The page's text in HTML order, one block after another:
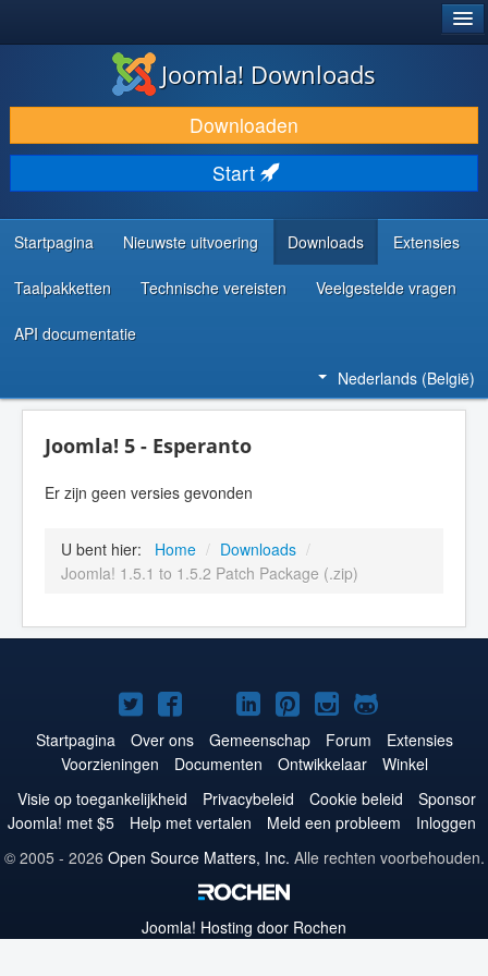
DOWNLOAD & BREID UIT
ONTDEK & LEER
COMMUNITY & ONDERSTEUNING
ONTWIKKELAARSBRONNEN
Joomla! Downloads
Downloaden
Start
Startpagina Nieuwste uitvoering Downloads Extensies
Taalpakketten Technische vereisten Veelgestelde vragen
API documentatie
Nederlands (België)
Joomla! 5 - Esperanto
Er zijn geen versies gevonden
U bent hier: Home / Downloads /
Joomla! 1.5.1 to 1.5.2 Patch Package (.zip)
Joomla!
op
Twitter
Joomla!
op
Facebook
Joomla!
op
YouTube
Joomla!
op
LinkedIn
Joomla!
op
Pinterest
Joomla!
op
Instagram
Joomla!
op
GitHub
Startpagina Over ons Gemeenschap Forum
Extensies
Voorzieningen
Documenten Ontwikkelaar
Winkel
Visie op toegankelijkheid
Privacybeleid Cookie beleid
Sponsor
Joomla! met $5
Help met vertalen Meld een probleem
Inloggen
© 2005 - 2026 Open Source Matters, Inc. Alle rechten voorbehouden.
Joomla! Hosting door Rochen